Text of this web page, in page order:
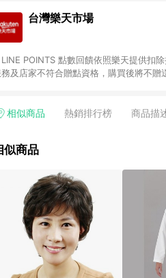
台灣樂天市場
務及店家不符合贈點資格，購買後將不
POINTS 回饋。 (3) 若購買之訂單（包含預購商品）未符合樂天市場 45 天內完成訂單出貨及結帳，則不符
時間差，如顯示之商品規格、顏色、價位
數回饋或點數回饋有爭議，台灣樂天市
相似商品 熱銷排行榜 商品描
似商品